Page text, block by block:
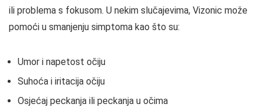
ili problema s fokusom. U nekim slučajevima, Vizonic može
pomoći u smanjenju simptoma kao što su:
Umor i napetost očiju
Suhoća i iritacija očiju
Osjećaj peckanja ili peckanja u očima